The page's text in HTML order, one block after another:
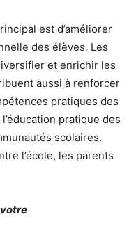
est d’améliorer
des élèves. Les
et enrichir les
aussi à renforcer
pratiques des
pratique des
scolaires.
l’école, les parents